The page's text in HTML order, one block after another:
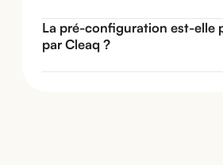
La pré-configuration est-elle
par Cleaq ?